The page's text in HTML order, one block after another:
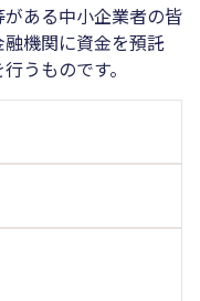
ある中小企業者の皆
機関に資金を預託
うものです。